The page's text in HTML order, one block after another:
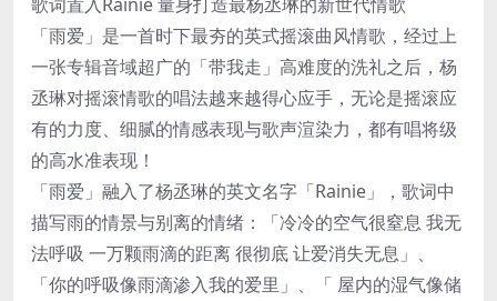
「雨爱」是一首时下最夯的英式摇滚曲风情歌，经过上
一张专辑音域超广的「带我走」高难度的洗礼之后，杨
丞琳对摇滚情歌的唱法越来越得心应手，无论是摇滚应
有的力度、细腻的情感表现与歌声渲染力，都有唱将级
的高水准表现！
「雨爱」融入了杨丞琳的英文名字「Rainie」，歌词中
描写雨的情景与别离的情绪：「冷冷的空气很窒息 我无
法呼吸 一万颗雨滴的距离 很彻底 让爱消失无息」、
「你的呼吸像雨滴渗入我的爱里」、「 屋内的湿气像储